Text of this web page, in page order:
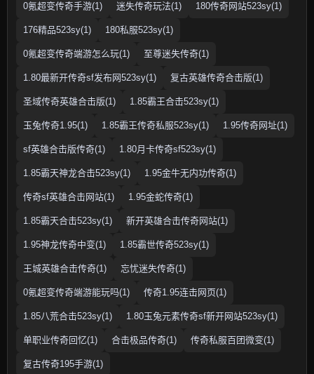
0氪超变传奇手游(1) 迷失传奇玩法(1) 180传奇网站523sy(1)
176精品523sy(1) 180私服523sy(1)
0氪超变传奇端游怎么玩(1) 至尊迷失传奇(1)
1.80最新开传奇sf发布网523sy(1) 复古英雄传奇合击版(1)
圣域传奇英雄合击版(1) 1.85霸王合击523sy(1)
玉兔传奇1.95(1) 1.85霸王传奇私服523sy(1) 1.95传奇网址(1)
sf英雄合击版传奇(1) 1.80月卡传奇sf523sy(1)
1.85霸天神龙合击523sy(1) 1.95金牛无内功传奇(1)
传奇sf英雄合击网站(1) 1.95金蛇传奇(1)
1.85霸天合击523sy(1) 新开英雄合击传奇网站(1)
1.95神龙传奇中变(1) 1.85霸世传奇523sy(1)
王城英雄合击传奇(1) 忘忧迷失传奇(1)
0氪超变传奇端游能玩吗(1) 传奇1.95连击网页(1)
1.85八荒合击523sy(1) 1.80玉兔元素传奇sf新开网站523sy(1)
单职业传奇回忆(1) 合击极品传奇(1) 传奇私服百团微变(1)
复古传奇195手游(1)